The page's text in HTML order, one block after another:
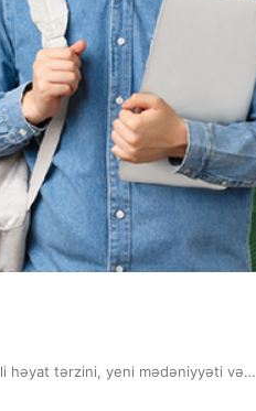
həyat tərzini, yeni mədəniyyəti və…